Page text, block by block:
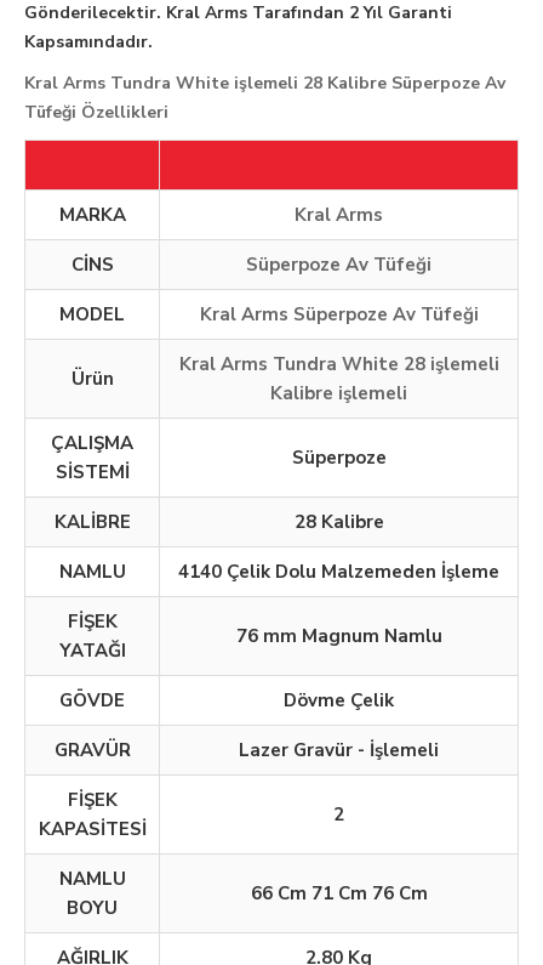
Gönderilecektir. Kral Arms Tarafından 2 Yıl Garanti
Kapsamındadır.
Kral Arms Tundra White işlemeli 28 Kalibre Süperpoze Av
Tüfeği Özellikleri
MARKA Kral Arms
CİNS Süperpoze Av Tüfeği
MODEL Kral Arms Süperpoze Av Tüfeği
Ürün
Kral Arms Tundra White 28 işlemeli
Kalibre işlemeli
ÇALIŞMA
SİSTEMİ
Süperpoze
KALİBRE 28 Kalibre
NAMLU 4140 Çelik Dolu Malzemeden İşleme
FİŞEK
YATAĞI
76 mm Magnum Namlu
GÖVDE Dövme Çelik
GRAVÜR Lazer Gravür - İşlemeli
FİŞEK
KAPASİTESİ
2
NAMLU
BOYU
66 Cm 71 Cm 76 Cm
AĞIRLIK 2.80 Kg